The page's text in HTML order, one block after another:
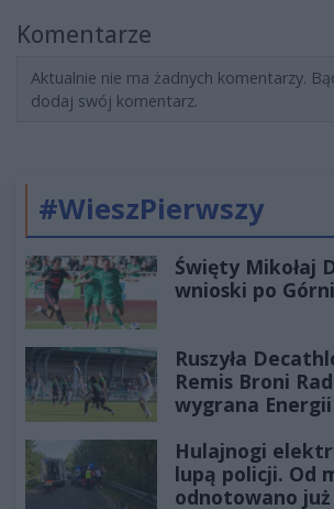
Komentarze
Aktualnie nie ma żadnych komentarzy.
dodaj swój komentarz.
#WieszPierwszy
Święty Mikołaj
wnioski po
Ruszyła
Remis Broni
wygrana
Hulajnogi
lupą policji. Od
odnotowano już